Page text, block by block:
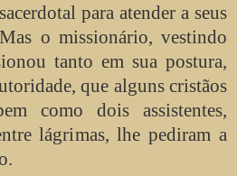
para atender a seus
o missionário, vestindo
tanto em sua postura,
que alguns cristãos
como dois assistentes,
lágrimas, lhe pediram a